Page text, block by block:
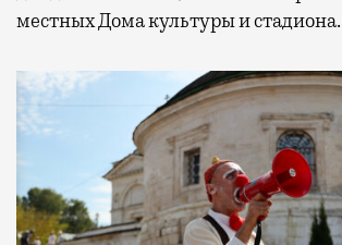
местных Дома культуры и стадиона.